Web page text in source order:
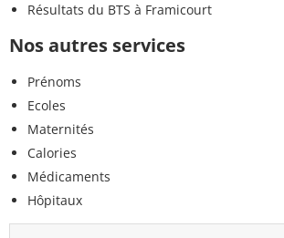
Résultats du BTS à Framicourt
Nos autres services
Prénoms
Ecoles
Maternités
Calories
Médicaments
Hôpitaux